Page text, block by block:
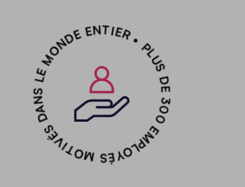
PLUS DE 300 EMPLOYÉS MOTIVÉS DANS LE MONDE ENTIER •